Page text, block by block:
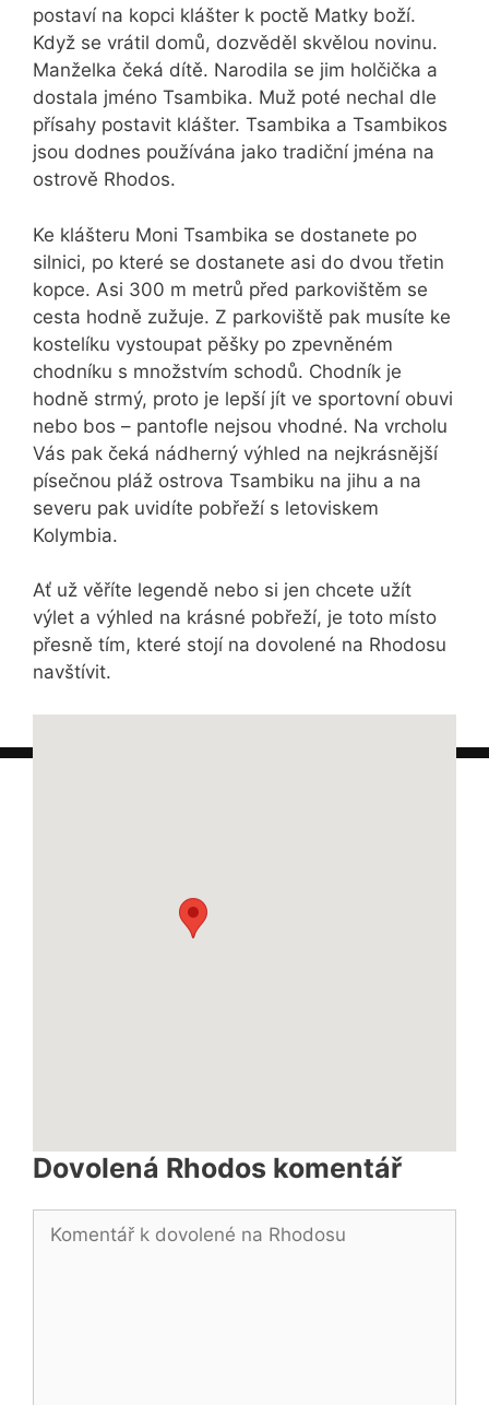
postaví na kopci klášter k poctě Matky boží.
Když se vrátil domů, dozvěděl skvělou novinu.
Manželka čeká dítě. Narodila se jim holčička a
dostala jméno Tsambika. Muž poté nechal dle
přísahy postavit klášter. Tsambika a Tsambikos
jsou dodnes používána jako tradiční jména na
ostrově Rhodos.
Ke klášteru Moni Tsambika se dostanete po
silnici, po které se dostanete asi do dvou třetin
kopce. Asi 300 m metrů před parkovištěm se
cesta hodně zužuje. Z parkoviště pak musíte ke
kostelíku vystoupat pěšky po zpevněném
chodníku s množstvím schodů. Chodník je
hodně strmý, proto je lepší jít ve sportovní obuvi
nebo bos – pantofle nejsou vhodné. Na vrcholu
Vás pak čeká nádherný výhled na nejkrásnější
písečnou pláž ostrova Tsambiku na jihu a na
severu pak uvidíte pobřeží s letoviskem
Kolymbia.
Ať už věříte legendě nebo si jen chcete užít
výlet a výhled na krásné pobřeží, je toto místo
přesně tím, které stojí na dovolené na Rhodosu
navštívit.
Dovolená Rhodos komentář